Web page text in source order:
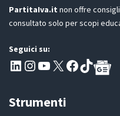
PartitaIva.it non offre
consultato solo per scopi
Seguici su:
Pagina LinkedIn PartitaIva
Instagram
Canale YouTube Evoluzione - Partitaiva.it
X Segui PartitaIva su Facebook
TikTok
Strumenti